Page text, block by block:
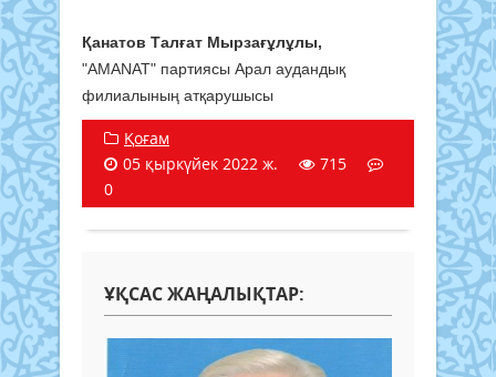
Қанатов Талғат Мырзағұлұлы,
"AMANAT" партиясы Арал аудандық
филиалының атқарушысы
Қоғам
05 қыркүйек 2022 ж.
715
0
ҰҚСАС ЖАҢАЛЫҚТАР: